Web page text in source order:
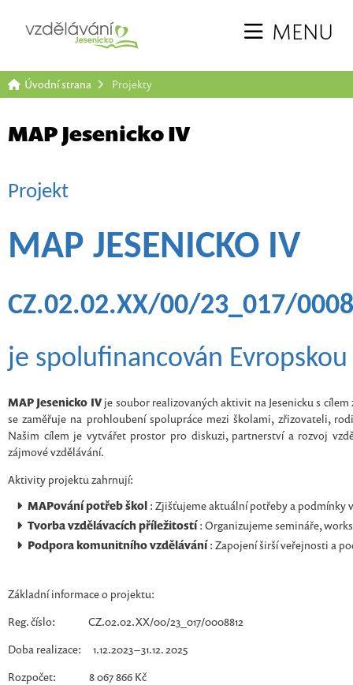
MENU
Úvodní strana Projekty
MAP Jesenicko IV
Projekt
MAP JESENICKO IV
CZ.02.02.XX/00/23_017/
je spolufinancován
MAP Jesenicko IVje soubor realizovaných aktivit na Jesenicku s
se zaměřuje na prohloubení spolupráce mezi školami, zřizovateli,
Našim cílem je vytvářet prostor pro diskuzi, partnerství a rozvoj
zájmové vzdělávání.
Aktivity projektu zahrnují:
MAPování potřeb škol : Zjišťujeme aktuální potřeby a podmínky
Tvorba vzdělávacích příležitostí: Organizujeme semináře,
Podpora komunitního vzdělávání: Zapojení širší veřejnosti a
Základní informace o projektu:
Reg. číslo: CZ.02.02.XX/00/23_017/0008812
Doba realizace: 1.12.2023 – 31.12. 2025
Rozpočet: 8 067 866 Kč